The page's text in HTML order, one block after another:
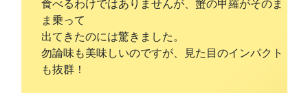
食べるわけではありませんが、蟹の甲羅がそのま
ま乗って
出てきたのには驚きました。
勿論味も美味しいのですが、見た目のインパクト
も抜群！